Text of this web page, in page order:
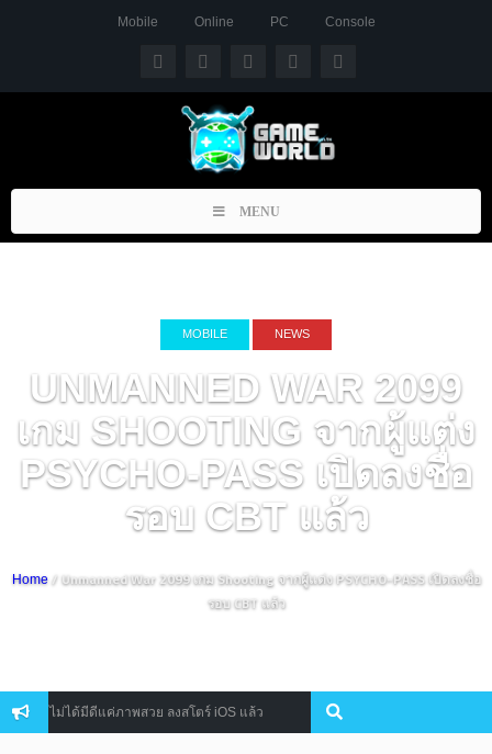
Mobile Online PC Console
Toggle
navigation
MENU
MOBILE NEWS
UNMANNED WAR 2099
เกม SHOOTING จากผู้แต่ง
PSYCHO-PASS เปิดลงชื่อ
รอบ CBT แล้ว
Home/ Unmanned War 2099 เกม Shooting จากผู้แต่ง PSYCHO-PASS เปิดลงชื่อ
รอบ CBT แล้ว
ไม่ได้มีดีแค่ภาพสวย ลงสโตร์ iOS แล้ว เศร้า Ni No Kuni 2: